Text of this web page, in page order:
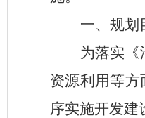
一、规划
为落实《
资源利用等
序实施开发建